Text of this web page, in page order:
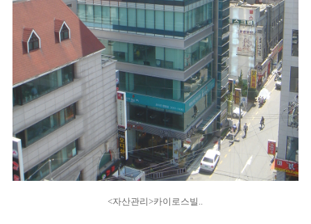
<자산관리>카이로스빌..